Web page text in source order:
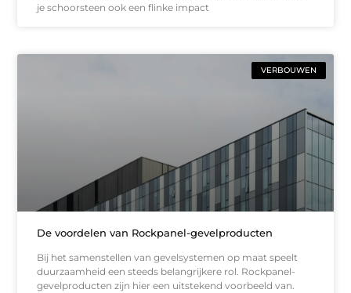
je schoorsteen ook een flinke impact
VERBOUWEN
De voordelen van Rockpanel-gevelproducten
Bij het samenstellen van gevelsystemen op maat speelt
duurzaamheid een steeds belangrijkere rol. Rockpanel-
gevelproducten zijn hier een uitstekend voorbeeld van.